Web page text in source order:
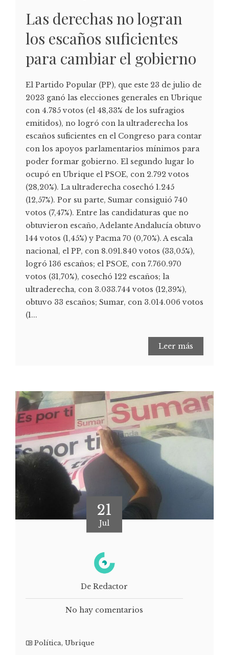
Las derechas no logran
los escaños suficientes
para cambiar el gobierno
El Partido Popular (PP), que este 23 de julio de
2023 ganó las elecciones generales en Ubrique
con 4.785 votos (el 48,33% de los sufragios
emitidos), no logró con la ultraderecha los
escaños suficientes en el Congreso para contar
con los apoyos parlamentarios mínimos para
poder formar gobierno. El segundo lugar lo
ocupó en Ubrique el PSOE, con 2.792 votos
(28,20%). La ultraderecha cosechó 1.245
(12,57%). Por su parte, Sumar consiguió 740
votos (7,47%). Entre las candidaturas que no
obtuvieron escaño, Adelante Andalucía obtuvo
144 votos (1,45%) y Pacma 70 (0,70%). A escala
nacional, el PP, con 8.091.840 votos (33,05%),
logró 136 escaños; el PSOE, con 7.760.970
votos (31,70%), cosechó 122 escaños; la
ultraderecha, con 3.033.744 votos (12,39%),
obtuvo 33 escaños; Sumar, con 3.014.006 votos
(1...
Leer más
21
Jul
De Redactor
No hay comentarios
Política, Ubrique